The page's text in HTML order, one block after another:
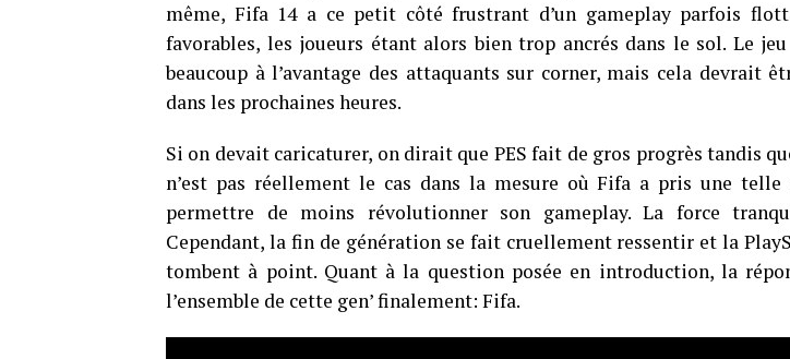
même, Fifa 14 a ce petit côté frustrant d’un gameplay parfois
favorables, les joueurs étant alors bien trop ancrés dans le sol. Le
beaucoup à l’avantage des attaquants sur corner, mais cela devrait
dans les prochaines heures.
Si on devait caricaturer, on dirait que PES fait de gros progrès tandis
n’est pas réellement le cas dans la mesure où Fifa a pris une telle
permettre de moins révolutionner son gameplay. La force
Cependant, la fin de génération se fait cruellement ressentir et la
tombent à point. Quant à la question posée en introduction, la
l’ensemble de cette gen’ finalement: Fifa.